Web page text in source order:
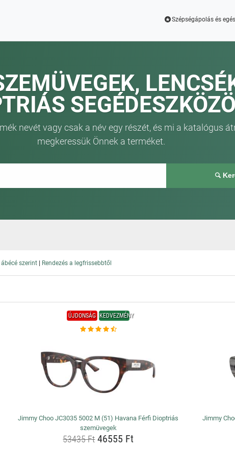
Szépségápolás és
nevét vagy csak a név egy részét, és mi a katalógus
megkeressük Önnek a terméket.
ábécé szerint | Rendezés a legfrissebbtől
ÚJDONSÁG KEDVEZMÉNY
Jimmy Choo JC3035 5002 M (51) Havana Férfi Dioptriás
szemüvegek
53435 Ft46555 Ft
Jimmy